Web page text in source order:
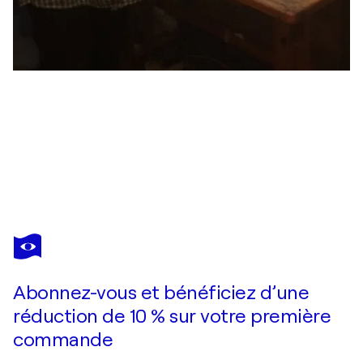
PATRICIA CLEMENTS
Hampton Court sunset
Abonnez-vous et bénéficiez d’une
réduction de 10 % sur votre première
commande